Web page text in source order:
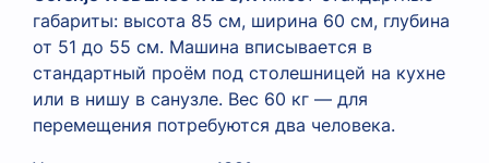
габариты: высота 85 см, ширина 60 см, глубина
от 51 до 55 см. Машина вписывается в
стандартный проём под столешницей на кухне
или в нишу в санузле. Вес 60 кг — для
перемещения потребуются два человека.